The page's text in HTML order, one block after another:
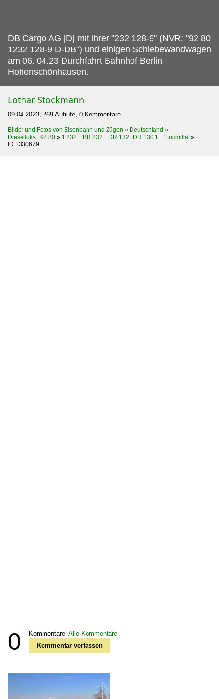
DB Cargo AG [D] mit ihrer "232 128-9" (NVR: "92 80
1232 128-9 D-DB") und einigen Schiebewandwagen
am 06. 04.23 Durchfahrt Bahnhof Berlin
Hohenschönhausen.
Lothar Stöckmann
09.04.2023, 269 Aufrufe, 0 Kommentare
Bilder und Fotos von Eisenbahn und Zügen » Deutschland »
Dieselloks | 92 80 » 1 232 BR 232 DR 132 · DR 130.1 'Ludmilla' »
ID 1330679
0 Kommentare, Alle Kommentare
Kommentar verfassen